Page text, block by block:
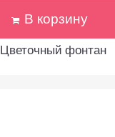
Цветочный фонтан
В корзину